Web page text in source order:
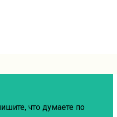
что думаете по